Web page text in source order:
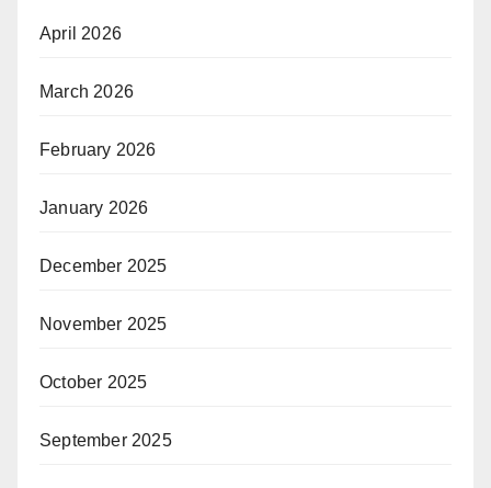
April 2026
March 2026
February 2026
January 2026
December 2025
November 2025
October 2025
September 2025